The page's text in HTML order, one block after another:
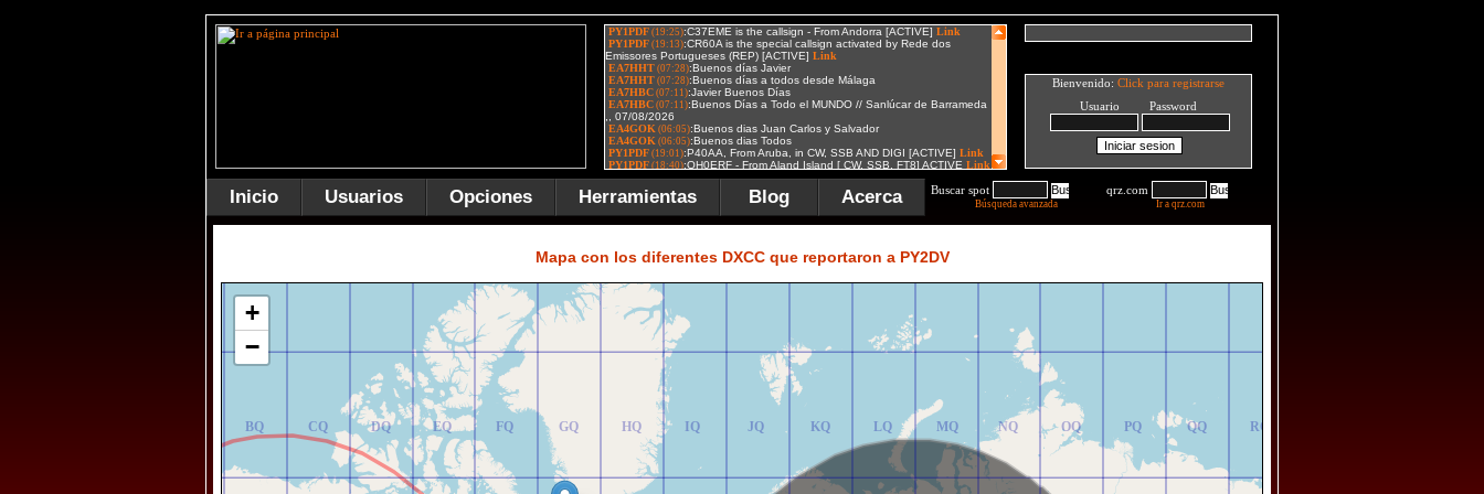
Bienvenido: Click para registrarse
Usuario Password
Inicio Usuarios Opciones Herramientas Blog Acerca Buscar spot
Búsqueda avanzada
qrz.com
Ir a qrz.com
Mapa con los diferentes DXCC que reportaron a PY2DV
BQ
BR
CQ
CR
DQ
DR
EQ
ER
FQ
FR
GQ
GR
HQ
HR
IQ
IR
JQ
JR
KQ
KR
LQ
LR
MQ
MR
NQ
NR
OQ
OR
PQ
PR
QQ
QR
RQ
RR
+
−